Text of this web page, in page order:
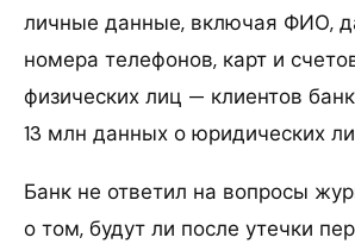
личные данные, включая ФИО,
номера телефонов, карт и
физических лиц — клиентов
13 млн данных о юридических
Банк не ответил на вопросы
о том, будут ли после утечки